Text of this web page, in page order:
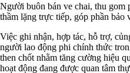
Người buôn bán ve chai, thu gom
thầm lặng trực tiếp, góp phần bảo
Việc ghi nhận, hợp tác, hỗ trợ,
người lao động phi chính thức
then chốt nhằm tăng cường hiệu
hoạt động đang được quan tâm